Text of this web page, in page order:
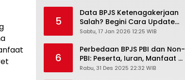
Cabang
5
Data BPJS Ketenagakerjaan
Salah? Begini Cara Update
Rekening, Alamat, HP di JMO
Sabtu, 17 Jan 2026 12:25 WIB
6
Perbedaan BPJS PBI dan Non-
PBI: Peserta, Iuran, Manfaat &
Masa Berlaku Terbaru 2026
Rabu, 31 Des 2025 22:32 WIB